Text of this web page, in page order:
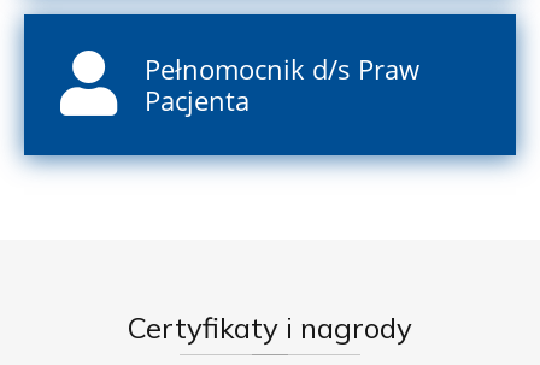
Pełnomocnik d/s Praw
Pacjenta
Certyfikaty i nagrody